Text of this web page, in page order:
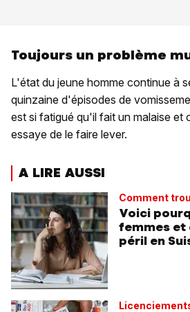
Toujours un problème
L'état du jeune homme continue à
quinzaine d'épisodes de
est si fatigué qu'il fait un malaise et
essaye de le faire lever.
A LIRE AUSSI
Comment
Voici
femmes et
péril en